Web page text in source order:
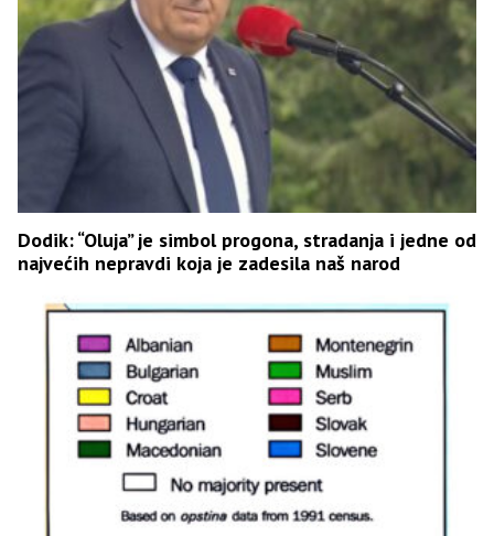
Dodik: “Oluja” je simbol progona, stradanja i jedne od
najvećih nepravdi koja je zadesila naš narod